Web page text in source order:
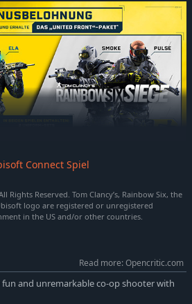
Daten vorbehalten. Einschränkungen
technischer und inhaltlicher
Funktionen können abweichen.
Connect Spiel
Rights Reserved. Tom Clancy’s, Rainbow Six, the
logo are registered or unregistered
in the US and/or other countries.
Read more: Opencritic.com
fun and unremarkable co-op shooter with